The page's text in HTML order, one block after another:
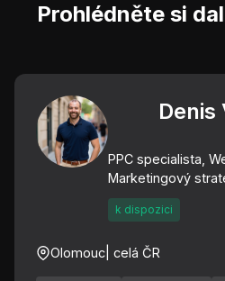
Prohlédněte si
Denis
PPC specialista,
Marketingový
k dispozici
Olomouc | celá ČR